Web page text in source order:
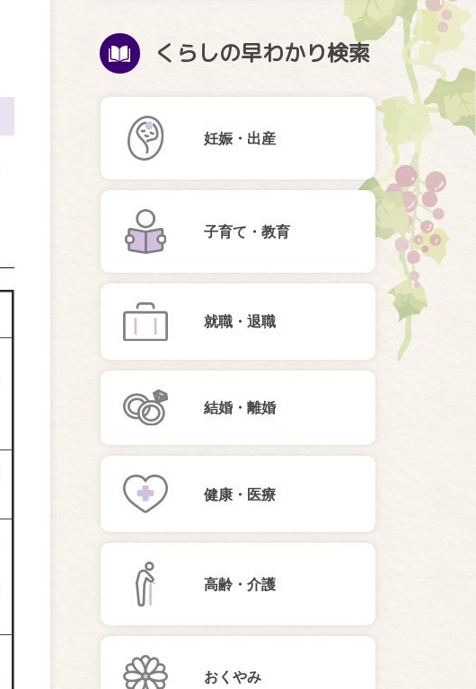
くらしの早わかり検索
妊娠・出産
子育て・教育
就職・退職
結婚・離婚
健康・医療
高齢・介護
おくやみ